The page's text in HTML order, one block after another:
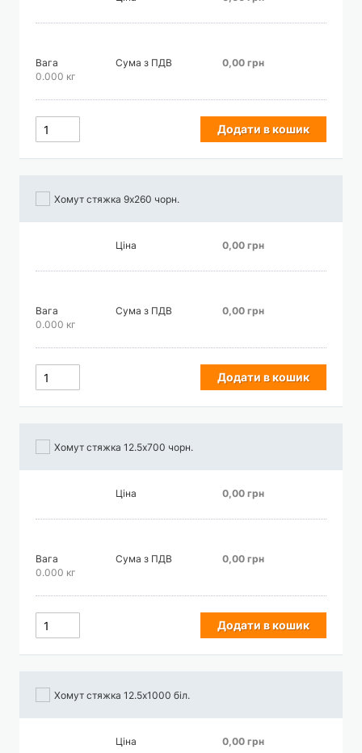
Вага
0.000 кг
Сума з ПДВ 0,00 грн
Додати в кошик
Хомут стяжка 9х260 чорн.
Ціна 0,00 грн
Вага
0.000 кг
Сума з ПДВ 0,00 грн
Додати в кошик
Хомут стяжка 12.5х700 чорн.
Ціна 0,00 грн
Вага
0.000 кг
Сума з ПДВ 0,00 грн
Додати в кошик
Хомут стяжка 12.5х1000 біл.
Ціна 0,00 грн